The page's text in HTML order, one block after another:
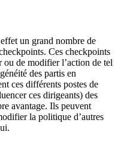
un grand nombre de
Ces checkpoints
ou de modifier l’action de tel
des partis en
ces différents postes de
ces dirigeants) des
avantage. Ils peuvent
la politique d’autres